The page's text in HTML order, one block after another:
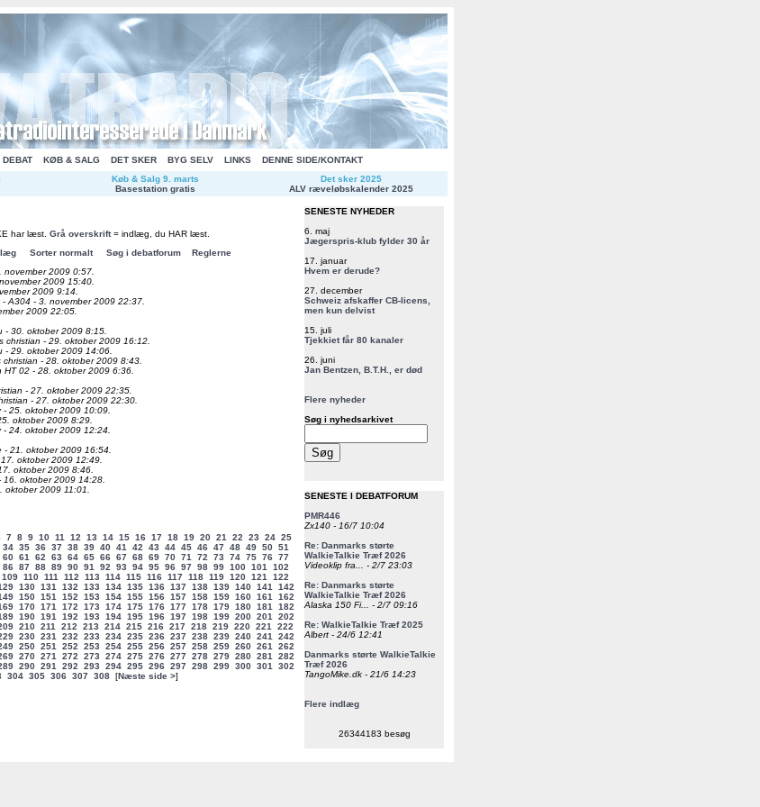
DEBAT KØB & SALG DET SKER BYG SELV LINKS
DENNE SIDE/KONTAKT
Køb & Salg 9. marts
Basestation gratis
Det sker 2025
ALV ræveløbskalender 2025
har læst. Grå overskrift= indlæg, du HAR læst.
Sorter normalt Søg i debatforum
Reglerne
2009 0:57.
2009 15:40.
2009 9:14.
- A304 - 3. november 2009 22:37.
2009 22:05.
- 30. oktober 2009 8:15.
christian - 29. oktober 2009 16:12.
- 29. oktober 2009 14:06.
christian - 28. oktober 2009 8:43.
HT 02 - 28. oktober 2009 6:36.
- 27. oktober 2009 22:35.
- 27. oktober 2009 22:30.
- 25. oktober 2009 10:09.
oktober 2009 8:29.
- 24. oktober 2009 12:24.
- 21. oktober 2009 16:54.
oktober 2009 12:49.
oktober 2009 8:46.
16. oktober 2009 14:28.
oktober 2009 11:01.
7 8 9 10 11 12 13 14 15 16 17 18 19 20 21 22 23 24 25
34 35 36 37 38 39 40 41 42 43 44 45 46 47 48 49 50 51
60 61 62 63 64 65 66 67 68 69 70 71 72 73 74 75 76 77
86 87 88 89 90 91 92 93 94 95 96 97 98 99 100 101
102
109 110 111 112 113 114 115 116 117 118 119 120 121
122
130 131 132 133 134 135 136 137 138 139 140 141
142
150 151 152 153 154 155 156 157 158 159 160 161
162
170 171 172 173 174 175 176 177 178 179 180 181
182
190 191 192 193 194 195 196 197 198 199 200 201
202
210 211 212 213 214 215 216 217 218 219 220 221
222
230 231 232 233 234 235 236 237 238 239 240 241
242
250 251 252 253 254 255 256 257 258 259 260 261
262
270 271 272 273 274 275 276 277 278 279 280 281
282
290 291 292 293 294 295 296 297 298 299 300 301
302
304 305 306 307 308 [Næste side >]
SENESTE NYHEDER
6. maj
Jægerspris-klub fylder 30 år
17. januar
Hvem er derude?
27. december
Schweiz afskaffer CB-licens,
men kun delvist
15. juli
Tjekkiet får 80 kanaler
26. juni
Jan Bentzen, B.T.H., er død
Flere nyheder
Søg i nyhedsarkivet
SENESTE I DEBATFORUM
PMR446
Zx140 - 16/7 10:04
Re: Danmarks størte
WalkieTalkie Træf 2026
Videoklip fra... - 2/7 23:03
Re: Danmarks størte
WalkieTalkie Træf 2026
Alaska 150 Fi... - 2/7 09:16
Re: WalkieTalkie Træf 2025
Albert - 24/6 12:41
Danmarks størte WalkieTalkie
Træf 2026
TangoMike.dk - 21/6 14:23
Flere indlæg
26344183 besøg